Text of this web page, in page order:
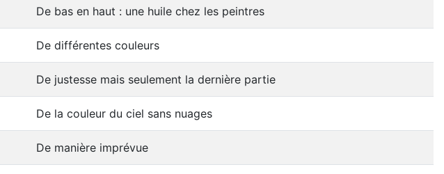
De bas en haut : une huile chez les peintres
De différentes couleurs
De justesse mais seulement la dernière partie
De la couleur du ciel sans nuages
De manière imprévue